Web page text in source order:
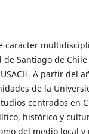
carácter
Santiago de
A partir del
de la
centrados en
histórico y
del medio local